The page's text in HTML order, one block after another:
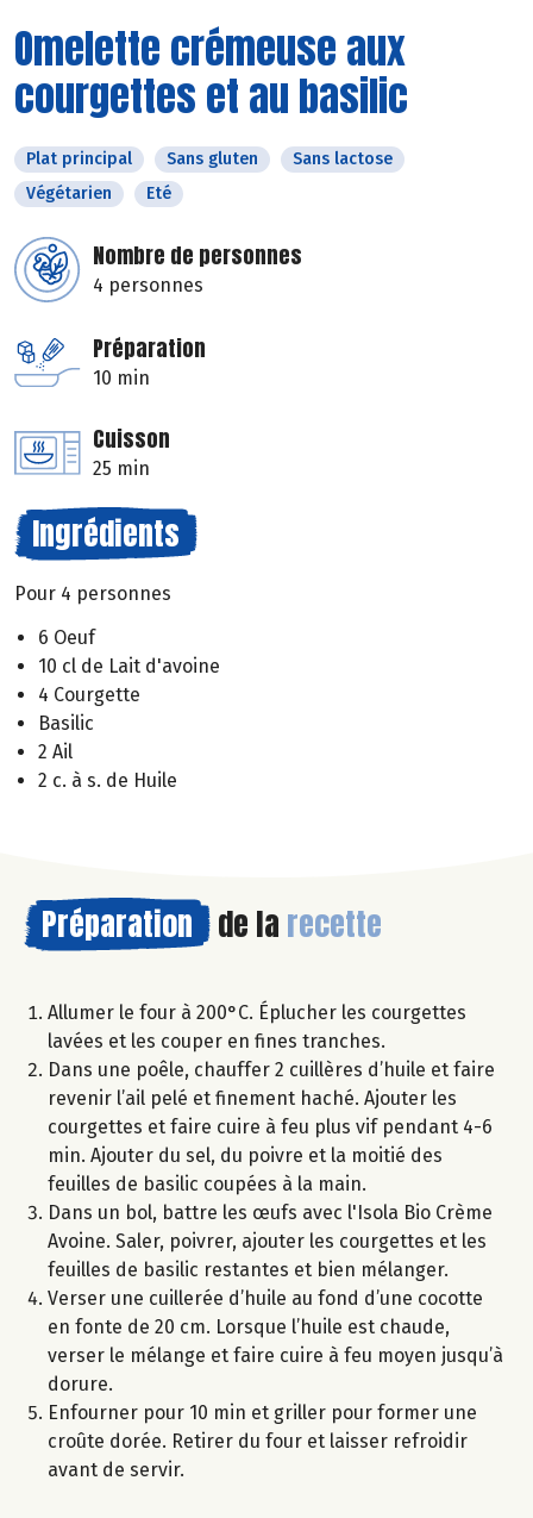
Omelette crémeuse aux
courgettes et au basilic
Plat principal Sans gluten
Sans lactose
Végétarien
Eté
Nombre de personnes
4 personnes
Préparation
10 min
Cuisson
25 min
Ingrédients
Pour 4 personnes
6 Oeuf
10 cl de Lait d'avoine
4 Courgette
Basilic
2 Ail
2 c. à s. de Huile
Préparation de la recette
Allumer le four à 200°C. Éplucher les courgettes
lavées et les couper en fines tranches.
Dans une poêle, chauffer 2 cuillères d’huile et faire
revenir l’ail pelé et finement haché. Ajouter les
courgettes et faire cuire à feu plus vif pendant 4-6
min. Ajouter du sel, du poivre et la moitié des
feuilles de basilic coupées à la main.
Dans un bol, battre les œufs avec l'Isola Bio Crème
Avoine. Saler, poivrer, ajouter les courgettes et les
feuilles de basilic restantes et bien mélanger.
Verser une cuillerée d’huile au fond d’une cocotte
en fonte de 20 cm. Lorsque l’huile est chaude,
verser le mélange et faire cuire à feu moyen jusqu’à
dorure.
Enfourner pour 10 min et griller pour former une
croûte dorée. Retirer du four et laisser refroidir
avant de servir.